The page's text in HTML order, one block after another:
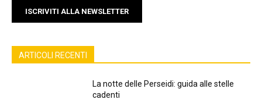
ISCRIVITI ALLA NEWSLETTER
ARTICOLI RECENTI
La notte delle Perseidi: guida alle stelle
cadenti